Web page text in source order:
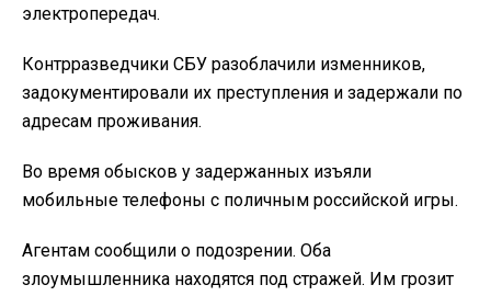
электропередач.
Контрразведчики СБУ разоблачили изменников,
задокументировали их преступления и задержали по
адресам проживания.
Во время обысков у задержанных изъяли
мобильные телефоны с поличным российской игры.
Агентам сообщили о подозрении. Оба
злоумышленника находятся под стражей. Им грозит